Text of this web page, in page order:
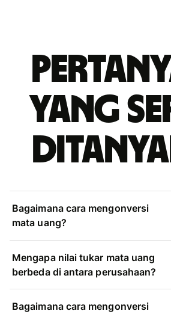
yang
Bagaimana cara mengonversi
mata uang?
Mengapa nilai tukar mata uang
berbeda di antara perusahaan?
Bagaimana cara mengonversi